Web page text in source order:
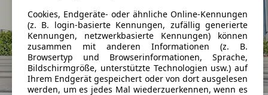
Cookies, Endgeräte- oder ähnliche Online-Kennungen
(z. B. login-basierte Kennungen, zufällig generierte
Kennungen, netzwerkbasierte Kennungen) können
zusammen mit anderen Informationen (z. B.
Browsertyp und Browserinformationen, Sprache,
Bildschirmgröße, unterstützte Technologien usw.) auf
Ihrem Endgerät gespeichert oder von dort ausgelesen
werden, um es jedes Mal wiederzuerkennen, wenn es